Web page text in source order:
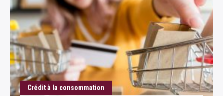
Crédit à la consommation
Finance
Fiscalité